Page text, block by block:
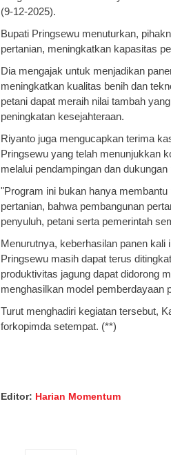
(9-12-2025).
Bupati Pringsewu menuturkan,
pertanian, meningkatkan kapasitas
Dia mengajak untuk menjadikan
meningkatkan kualitas benih dan
petani dapat meraih nilai tambah
peningkatan kesejahteraan.
Riyanto juga mengucapkan terima
Pringsewu yang telah menunjukkan
melalui pendampingan dan dukungan
"Program ini bukan hanya
pertanian, bahwa pembangunan
penyuluh, petani serta pemerintah
Menurutnya, keberhasilan panen
Pringsewu masih dapat terus
produktivitas jagung dapat didorong
menghasilkan model pemberdayaan
Turut menghadiri kegiatan tersebut,
forkopimda setempat. (**)
Editor: Harian Momentum